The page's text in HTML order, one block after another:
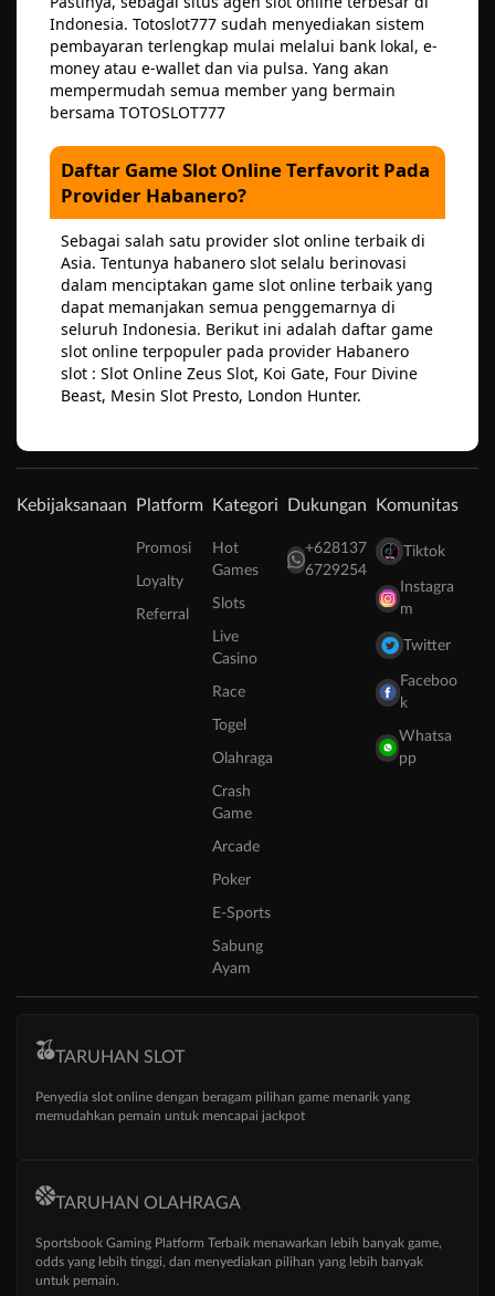
Indonesia. Totoslot777 sudah menyediakan sistem
pembayaran terlengkap mulai melalui bank lokal, e-
money atau e-wallet dan via pulsa. Yang akan
mempermudah semua member yang bermain
bersama TOTOSLOT777
Daftar Game Slot Online Terfavorit Pada
Provider Habanero?
Sebagai salah satu provider slot online terbaik di
Asia. Tentunya habanero slot selalu berinovasi
dalam menciptakan game slot online terbaik yang
dapat memanjakan semua penggemarnya di
seluruh Indonesia. Berikut ini adalah daftar game
slot online terpopuler pada provider Habanero
slot : Slot Online Zeus Slot, Koi Gate, Four Divine
Beast, Mesin Slot Presto, London Hunter.
Kebijaksanaan Platform
Promosi
Loyalty
Referral
Kategori
Hot
Games
Slots
Live
Casino
Race
Togel
Olahraga
Crash
Game
Arcade
Poker
E-Sports
Sabung
Ayam
Dukungan
+628137
6729254
Komunitas
Tiktok
Instagra
m
Twitter
Faceboo
k
Whatsa
pp
TARUHAN SLOT
Penyedia slot online dengan beragam pilihan game menarik yang
memudahkan pemain untuk mencapai jackpot
TARUHAN OLAHRAGA
Sportsbook Gaming Platform Terbaik menawarkan lebih banyak game,
odds yang lebih tinggi, dan menyediakan pilihan yang lebih banyak
untuk pemain.